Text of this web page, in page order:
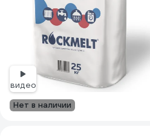
видео
Нет в наличии